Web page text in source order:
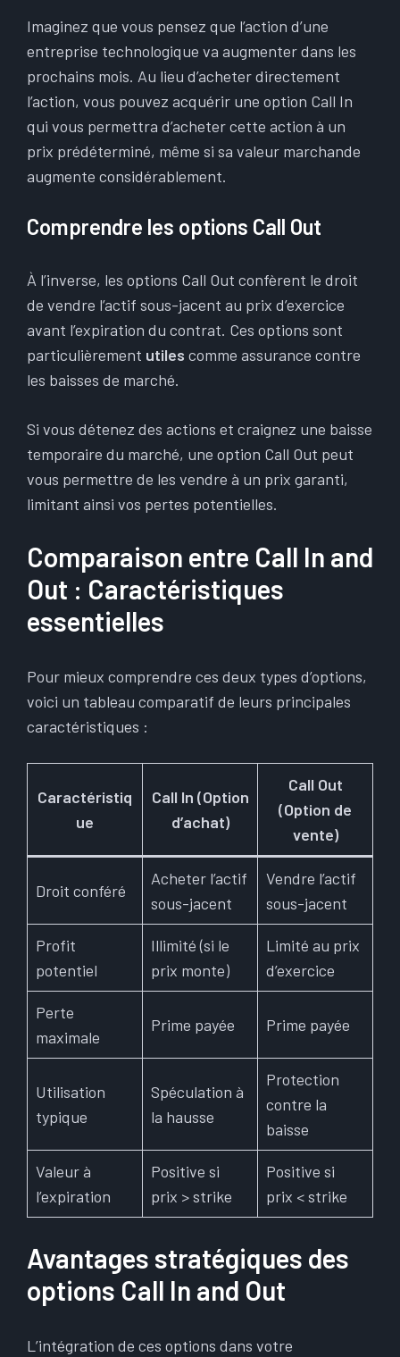
Imaginez que vous pensez que l’action d’une
entreprise technologique va augmenter dans les
prochains mois. Au lieu d’acheter directement
l’action, vous pouvez acquérir une option Call In
qui vous permettra d’acheter cette action à un
prix prédéterminé, même si sa valeur marchande
augmente considérablement.
Comprendre les options Call Out
À l’inverse, les options Call Out confèrent le droit
de vendre l’actif sous-jacent au prix d’exercice
avant l’expiration du contrat. Ces options sont
particulièrement utiles comme assurance contre
les baisses de marché.
Si vous détenez des actions et craignez une baisse
temporaire du marché, une option Call Out peut
vous permettre de les vendre à un prix garanti,
limitant ainsi vos pertes potentielles.
Comparaison entre Call In and
Out : Caractéristiques
essentielles
Pour mieux comprendre ces deux types d’options,
voici un tableau comparatif de leurs principales
caractéristiques :
Caractéristiq
ue
Call In (Option
d’achat)
Call Out
(Option de
vente)
Droit conféré
Acheter l’actif
sous-jacent
Vendre l’actif
sous-jacent
Profit
potentiel
Illimité (si le
prix monte)
Limité au prix
d’exercice
Perte
maximale
Prime payée Prime payée
Utilisation
typique
Spéculation à
la hausse
Protection
contre la
baisse
Valeur à
l’expiration
Positive si
prix > strike
Positive si
prix < strike
Avantages stratégiques des
options Call In and Out
L’intégration de ces options dans votre